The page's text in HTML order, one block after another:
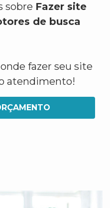
sobre Fazer site
de busca
fazer seu site
atendimento!